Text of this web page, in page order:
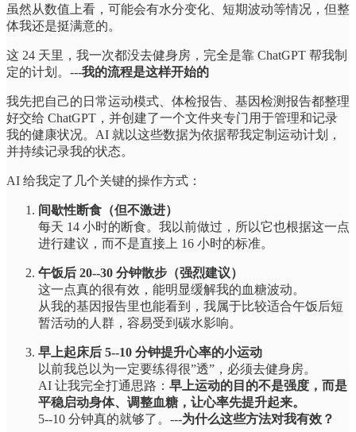
虽然从数值上看，可能会有水分变化、短期波动等情况，但整
体我还是挺满意的。
这 24 天里，我一次都没去健身房，完全是靠 ChatGPT 帮我制
定的计划。---我的流程是这样开始的
我先把自己的日常运动模式、体检报告、基因检测报告都整理
好交给 ChatGPT，并创建了一个文件夹专门用于管理和记录
我的健康状况。AI 就以这些数据为依据帮我定制运动计划，
并持续记录我的状态。
AI 给我定了几个关键的操作方式：
间歇性断食（但不激进）
每天 14 小时的断食。我以前做过，所以它也根据这一点
进行建议，而不是直接上 16 小时的标准。
午饭后 20--30 分钟散步（强烈建议）
这一点真的很有效，能明显缓解我的血糖波动。
从我的基因报告里也能看到，我属于比较适合午饭后短
暂活动的人群，容易受到碳水影响。
早上起床后 5--10 分钟提升心率的小运动
以前我总以为一定要练得很”透”，必须去健身房。
AI 让我完全打通思路： 早上运动的目的不是强度，而是
平稳启动身体、调整血糖，让心率先提升起来。
5--10 分钟真的就够了。---为什么这些方法对我有效？